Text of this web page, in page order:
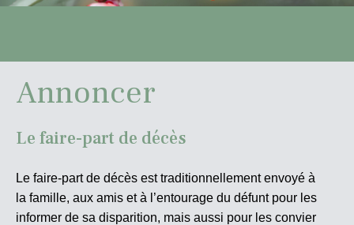
Annoncer
Le faire-part de décès
Le faire-part de décès est traditionnellement envoyé à
la famille, aux amis et à l’entourage du défunt pour les
informer de sa disparition, mais aussi pour les convier